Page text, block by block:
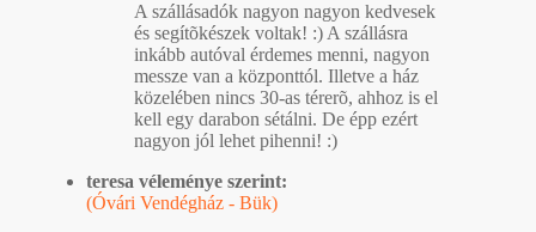
A szállásadók nagyon nagyon kedvesek
és segítõkészek voltak! :) A szállásra
inkább autóval érdemes menni, nagyon
messze van a központtól. Illetve a ház
közelében nincs 30-as térerõ, ahhoz is el
kell egy darabon sétálni. De épp ezért
nagyon jól lehet pihenni! :)
teresa véleménye szerint:
(Óvári Vendégház - Bük)